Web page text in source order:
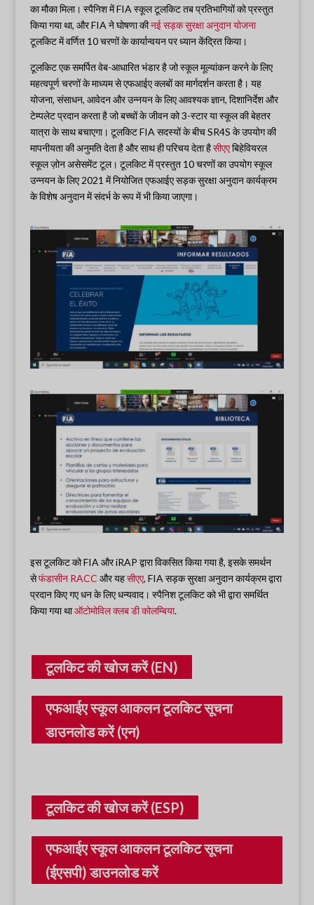
का मौका मिला। स्पैनिश में FIA स्कूल टूलकिट तब प्रतिभागियों को प्रस्तुत
किया गया था, और FIA ने घोषणा कीनई सड़क सुरक्षा अनुदान योजना
टूलकिट में वर्णित 10 चरणों के कार्यान्वयन पर ध्यान केंद्रित किया।
टूलकिट एक समर्पित वेब-आधारित भंडार है जो स्कूल मूल्यांकन करने के लिए
महत्वपूर्ण चरणों के माध्यम से एफआईए क्लबों का मार्गदर्शन करता है। यह
योजना, संसाधन, आवेदन और उन्नयन के लिए आवश्यक ज्ञान, दिशानिर्देश और
टेम्पलेट प्रदान करता है जो बच्चों के जीवन को 3-स्टार या स्कूल की बेहतर
यात्रा के साथ बचाएगा। टूलकिट FIA सदस्यों के बीच SR4S के उपयोग की
मापनीयता की अनुमति देता है और साथ ही परिचय देता हैसीएएबिहेवियरल
स्कूल ज़ोन असेसमेंट टूल। टूलकिट में प्रस्तुत 10 चरणों का उपयोग स्कूल
उन्नयन के लिए 2021 में नियोजित एफआईए सड़क सुरक्षा अनुदान कार्यक्रम
के विशेष अनुदान में संदर्भ के रूप में भी किया जाएगा।
इस टूलकिट को FIA और iRAP द्वारा विकसित किया गया है, इसके समर्थन
सेफंडासीन RACC और यहसीएए, FIA सड़क सुरक्षा अनुदान कार्यक्रम द्वारा
प्रदान किए गए धन के लिए धन्यवाद। स्पैनिश टूलकिट को भी द्वारा समर्थित
किया गया थाऑटोमोविल क्लब डी कोलम्बिया.
टूलकिट की खोज करें (EN)
एफआईए स्कूल आकलन टूलकिट सूचना
डाउनलोड करें (एन)
टूलकिट की खोज करें (ESP)
एफआईए स्कूल आकलन टूलकिट सूचना
(ईएसपी) डाउनलोड करें